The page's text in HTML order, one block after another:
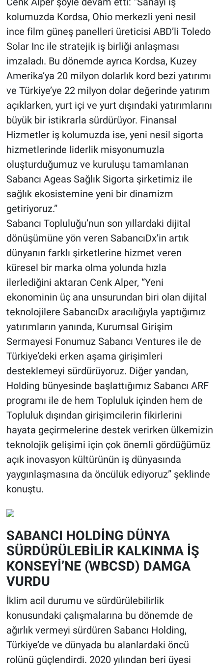
kolumuzda Kordsa, Ohio merkezli yeni nesil
ince film güneş panelleri üreticisi ABD’li Toledo
Solar Inc ile stratejik iş birliği anlaşması
imzaladı. Bu dönemde ayrıca Kordsa, Kuzey
Amerika’ya 20 milyon dolarlık kord bezi yatırımı
ve Türkiye’ye 22 milyon dolar değerinde yatırım
açıklarken, yurt içi ve yurt dışındaki yatırımlarını
büyük bir istikrarla sürdürüyor. Finansal
Hizmetler iş kolumuzda ise, yeni nesil sigorta
hizmetlerinde liderlik misyonumuzla
oluşturduğumuz ve kuruluşu tamamlanan
Sabancı Ageas Sağlık Sigorta şirketimiz ile
sağlık ekosistemine yeni bir dinamizm
getiriyoruz.”
Sabancı Topluluğu’nun son yıllardaki dijital
dönüşümüne yön veren SabancıDx’in artık
dünyanın farklı şirketlerine hizmet veren
küresel bir marka olma yolunda hızla
ilerlediğini aktaran Cenk Alper, “Yeni
ekonominin üç ana unsurundan biri olan dijital
teknolojilere SabancıDx aracılığıyla yaptığımız
yatırımların yanında, Kurumsal Girişim
Sermayesi Fonumuz Sabancı Ventures ile de
Türkiye’deki erken aşama girişimleri
desteklemeyi sürdürüyoruz. Diğer yandan,
Holding bünyesinde başlattığımız Sabancı ARF
programı ile de hem Topluluk içinden hem de
Topluluk dışından girişimcilerin fikirlerini
hayata geçirmelerine destek verirken ülkemizin
teknolojik gelişimi için çok önemli gördüğümüz
açık inovasyon kültürünün iş dünyasında
yaygınlaşmasına da öncülük ediyoruz” şeklinde
konuştu.
SABANCI HOLDİNG DÜNYA
SÜRDÜRÜLEBİLİR KALKINMA İŞ
KONSEYİ’NE (WBCSD) DAMGA
VURDU
İklim acil durumu ve sürdürülebilirlik
konusundaki çalışmalarına bu dönemde de
ağırlık vermeyi sürdüren Sabancı Holding,
Türkiye’de ve dünyada bu alanlardaki öncü
rolünü güçlendirdi. 2020 yılından beri üyesi